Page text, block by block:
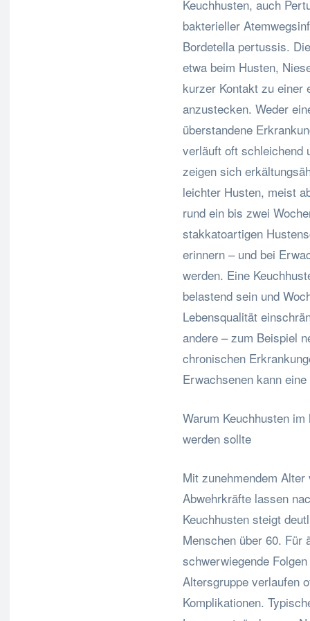
Keuchhusten, auch
bakterieller
Bordetella pertussis.
etwa beim Husten,
kurzer Kontakt zu einer
anzustecken. Weder
überstandene
verläuft oft schleichend
zeigen sich
leichter Husten, meist
rund ein bis zwei
stakkatoartigen
erinnern – und bei
werden. Eine
belastend sein und
Lebensqualität
andere – zum Beispiel
chronischen
Erwachsenen kann
Warum Keuchhusten
werden sollte
Mit zunehmendem
Abwehrkräfte lassen
Keuchhusten steigt
Menschen über 60. Für
schwerwiegende
Altersgruppe verlaufen
Komplikationen.